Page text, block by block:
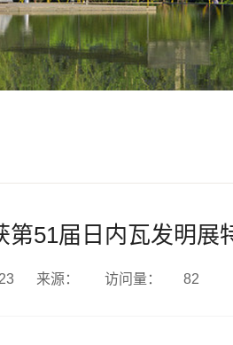
51届日内瓦发明展
来源： 访问量： 82